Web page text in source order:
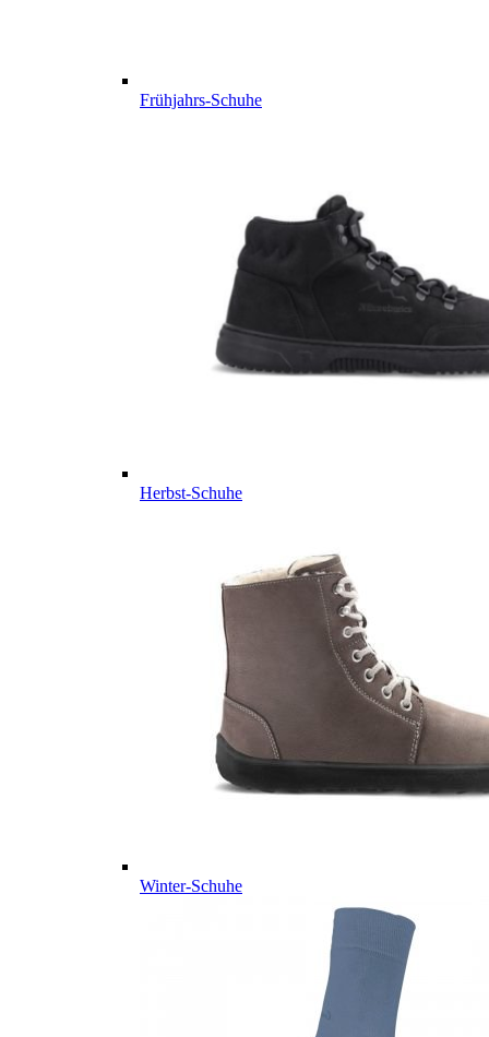
Frühjahrs-Schuhe
Herbst-Schuhe
Winter-Schuhe